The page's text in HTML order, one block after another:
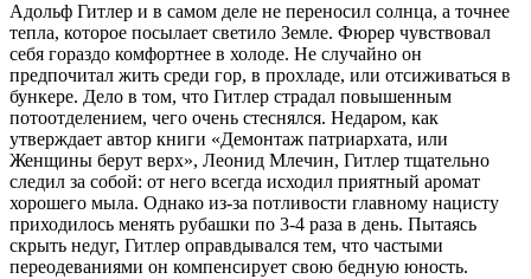
Адольф Гитлер и в самом деле не переносил солнца, а точнее
тепла, которое посылает светило Земле. Фюрер чувствовал
себя гораздо комфортнее в холоде. Не случайно он
предпочитал жить среди гор, в прохладе, или отсиживаться в
бункере. Дело в том, что Гитлер страдал повышенным
потоотделением, чего очень стеснялся. Недаром, как
утверждает автор книги «Демонтаж патриархата, или
Женщины берут верх», Леонид Млечин, Гитлер тщательно
следил за собой: от него всегда исходил приятный аромат
хорошего мыла. Однако из-за потливости главному нацисту
приходилось менять рубашки по 3-4 раза в день. Пытаясь
скрыть недуг, Гитлер оправдывался тем, что частыми
переодеваниями он компенсирует свою бедную юность.